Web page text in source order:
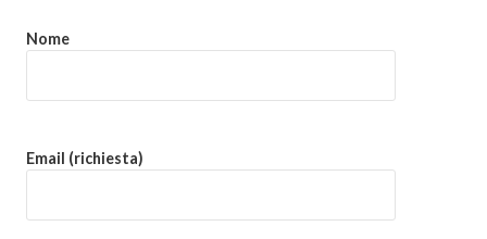
Nome
Email (richiesta)